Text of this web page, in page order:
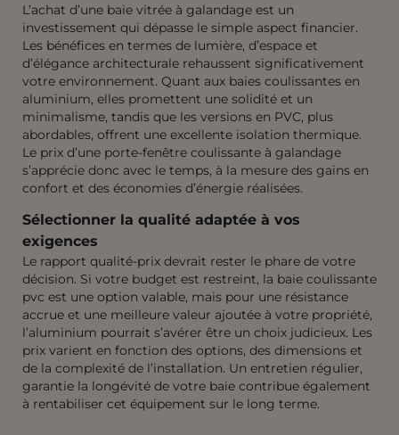
L’achat d’une baie vitrée à galandage est un
investissement qui dépasse le simple aspect financier.
Les bénéfices en termes de lumière, d’espace et
d’élégance architecturale rehaussent significativement
votre environnement. Quant aux baies coulissantes en
aluminium, elles promettent une solidité et un
minimalisme, tandis que les versions en PVC, plus
abordables, offrent une excellente isolation thermique.
Le prix d’une porte-fenêtre coulissante à galandage
s’apprécie donc avec le temps, à la mesure des gains en
confort et des économies d’énergie réalisées.
Sélectionner la qualité adaptée à vos
exigences
Le rapport qualité-prix devrait rester le phare de votre
décision. Si votre budget est restreint, la baie coulissante
pvc est une option valable, mais pour une résistance
accrue et une meilleure valeur ajoutée à votre propriété,
l’aluminium pourrait s’avérer être un choix judicieux. Les
prix varient en fonction des options, des dimensions et
de la complexité de l’installation. Un entretien régulier,
garantie la longévité de votre baie contribue également
à rentabiliser cet équipement sur le long terme.